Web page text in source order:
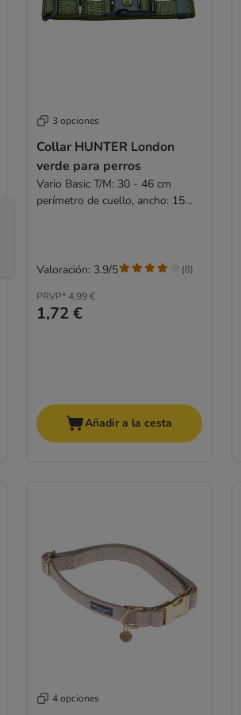
3 opciones
Collar HUNTER London
verde para perros
Vario Basic T/M: 30 - 46 cm
perímetro de cuello, ancho: 15
PRVP* 4,99 €
1,72 €
Valoración: 3.9/5 (8)
Añadir a la cesta
4 opciones